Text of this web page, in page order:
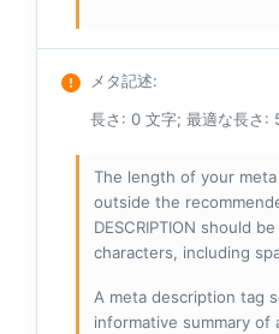
メタ記述:
長さ: 0 文字; 最適な長さ:
The length of your
outside the
DESCRIPTION should
characters, including
A meta description tag
informative summary